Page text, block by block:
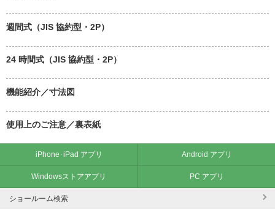
週間式（JIS 協約型・2P）
24 時間式（JIS 協約型・2P）
機能紹介／寸法図
使用上のご注意／裏表紙
iPhone･iPad アプリ Android アプリ
Windowsストアアプリ PC アプリ
ショールーム検索